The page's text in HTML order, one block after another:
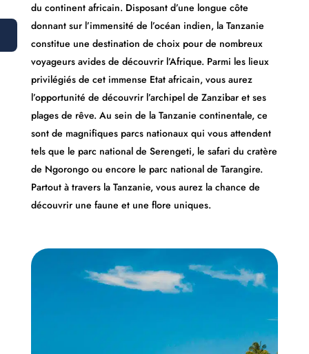
du continent africain. Disposant d’une longue côte
donnant sur l’immensité de l’océan indien, la Tanzanie
constitue une destination de choix pour de nombreux
voyageurs avides de découvrir l’Afrique. Parmi les lieux
privilégiés de cet immense Etat africain, vous aurez
l’opportunité de découvrir l’archipel de Zanzibar et ses
plages de rêve. Au sein de la Tanzanie continentale, ce
sont de magnifiques parcs nationaux qui vous attendent
tels que le parc national de Serengeti, le safari du cratère
de Ngorongo ou encore le parc national de Tarangire.
Partout à travers la Tanzanie, vous aurez la chance de
découvrir une faune et une flore uniques.